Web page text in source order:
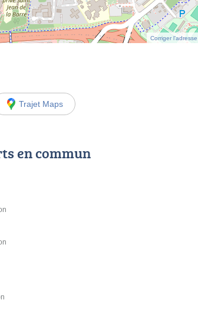
Corriger
Trajet Maps
en commun